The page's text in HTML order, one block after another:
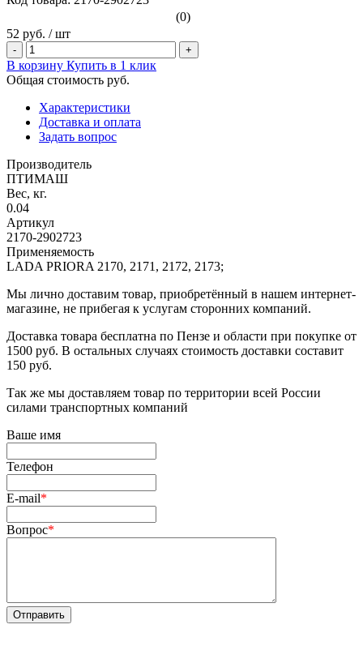
(0)
52 руб. / шт
- +
В корзину Купить в 1 клик
Общая стоимость руб.
Характеристики
Доставка и оплата
Задать вопрос
Производитель
ПТИМАШ
Вес, кг.
0.04
Артикул
2170-2902723
Применяемость
LADA PRIORA 2170, 2171, 2172, 2173;
Мы лично доставим товар, приобретённый в нашем интернет-
магазине, не прибегая к услугам сторонних компаний.
Доставка товара бесплатна по Пензе и области при покупке от
1500 руб. В остальных случаях стоимость доставки составит
150 руб.
Так же мы доставляем товар по территории всей России
силами транспортных компаний
Ваше имя
Телефон
E-mail*
Вопрос*
Отправить